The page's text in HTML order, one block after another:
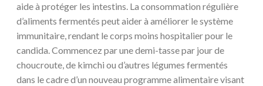
aide à protéger les intestins. La consommation régulière
d’aliments fermentés peut aider à améliorer le système
immunitaire, rendant le corps moins hospitalier pour le
candida. Commencez par une demi-tasse par jour de
choucroute, de kimchi ou d’autres légumes fermentés
dans le cadre d’un nouveau programme alimentaire visant